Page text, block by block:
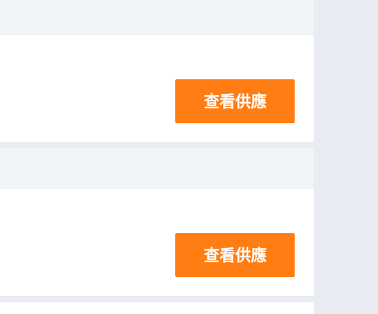
查看供應
查看供應